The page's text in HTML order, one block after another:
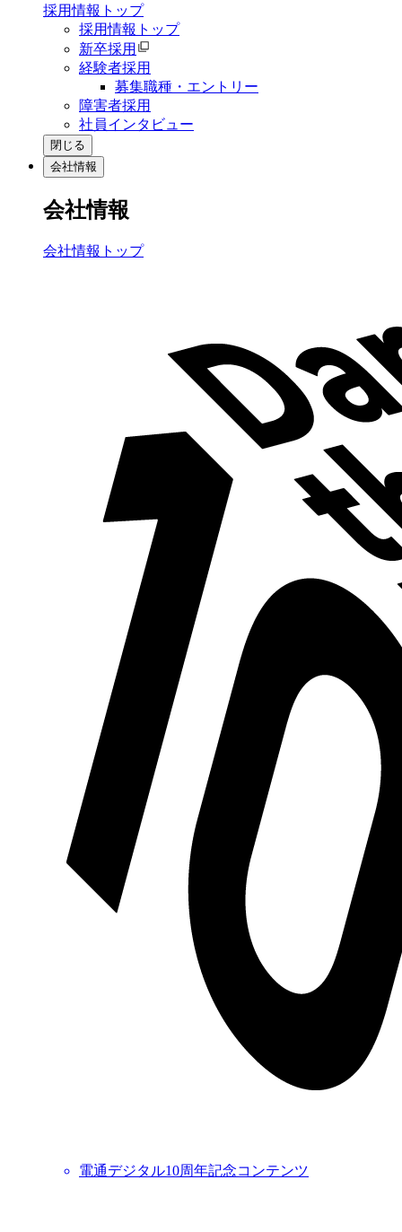
採用情報トップ
採用情報トップ
新卒採用
経験者採用
募集職種・エントリー
障害者採用
社員インタビュー
閉じる
会社情報
会社情報
会社情報トップ
電通デジタル10周年記念コンテンツ